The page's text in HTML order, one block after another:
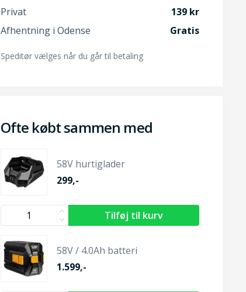
Privat
139
Afhentning i Odense
Gratis
Speditør vælges når du går til betaling
Ofte købt sammen med
58V hurtiglader
299,-
58V / 4.0Ah batteri
1.599,-